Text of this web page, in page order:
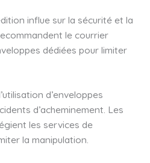
influe sur la sécurité et la
le courrier
dédiées pour limiter
d’enveloppes
d’acheminement. Les
les services de
la manipulation.